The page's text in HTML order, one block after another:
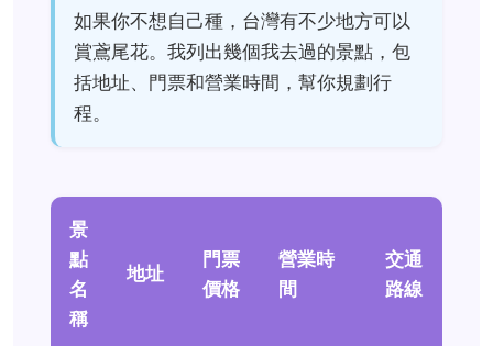
如果你不想自己種，台灣有不少地方可以
賞鳶尾花。我列出幾個我去過的景點，包
括地址、門票和營業時間，幫你規劃行
程。
景
點
名
稱
地址
門票
價格
營業時
間
交通
路線